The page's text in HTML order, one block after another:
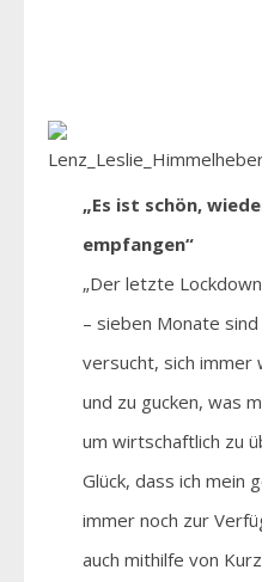
„Es ist schön,
empfangen“
„Der letzte
– sieben Monate
versucht, sich immer
und zu gucken, was
um wirtschaftlich zu
Glück, dass ich mein
immer noch zur
auch mithilfe von